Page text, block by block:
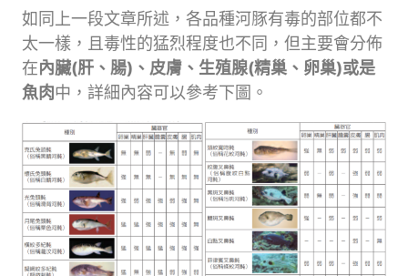
如同上一段文章所述，各品種河豚有毒的部位都不
太一樣，且毒性的猛烈程度也不同，但主要會分佈
在內臟(肝、腸)、皮膚、生殖腺(精巢、卵巢)或是
魚肉中，詳細內容可以參考下圖。